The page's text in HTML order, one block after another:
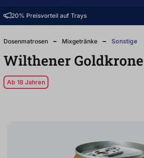
20% Preisvorteil auf Trays
Dosenmatrosen Mixgetränke Sonstige
Wilthener Goldkrone
Ab 18 Jahren